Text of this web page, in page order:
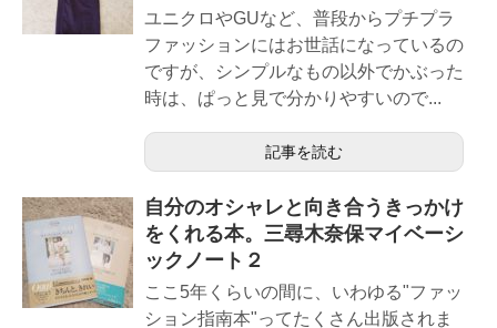
ユニクロやGUなど、普段からプチプラ
ファッションにはお世話になっているの
ですが、シンプルなもの以外でかぶった
時は、ぱっと見で分かりやすいので...
記事を読む
自分のオシャレと向き合うきっかけ
をくれる本。三尋木奈保マイベーシ
ックノート２
ここ5年くらいの間に、いわゆる"ファッ
ション指南本"ってたくさん出版されま